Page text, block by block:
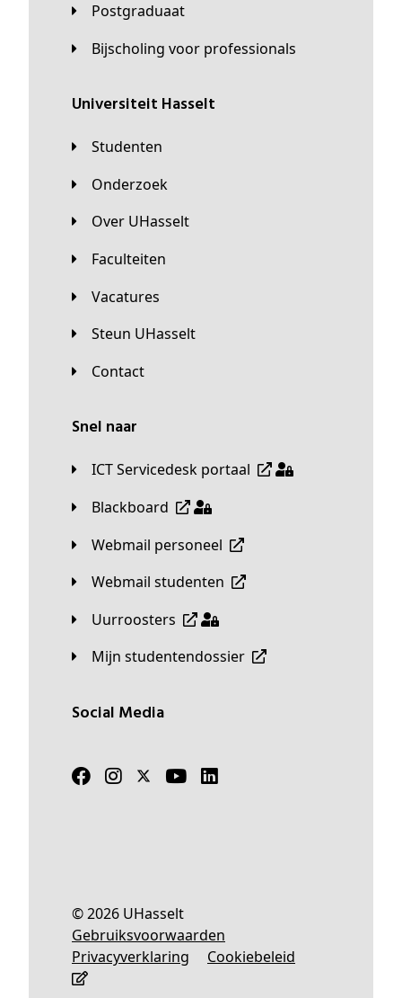
Postgraduaat
Bijscholing voor professionals
universiteit Hasselt
Studenten
Onderzoek
Over UHasselt
Faculteiten
Vacatures
Steun UHasselt
Contact
Snel naar
ICT Servicedesk portaal
Blackboard
Webmail personeel
Webmail studenten
Uurroosters
Mijn studentendossier
Social Media
© 2026 UHasselt
Gebruiksvoorwaarden
Privacyverklaring
Cookiebeleid